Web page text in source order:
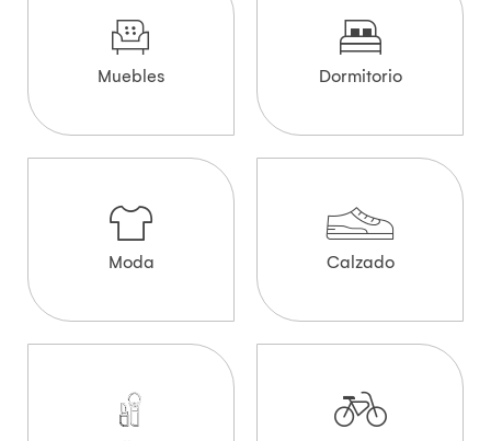
Muebles Dormitorio
Moda Calzado